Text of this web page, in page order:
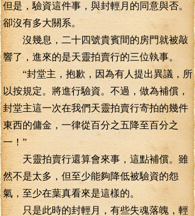
但是，驗資這件事，與封輕月的同意與否。
卻沒有多大關系。
沒幾息，二十四號貴賓間的房門就被敲
響了，進來的是天靈拍賣行的三位執事。
“封堂主，抱歉，因為有人提出異議，所
以按規定。將進行驗資。不過，做為補償，
封堂主這一次在我們天靈拍賣行寄拍的幾件
東西的傭金，一律從百分之五降至百分之
一！”
天靈拍賣行還算會來事，這點補償。雖
然不是太多，但至少能夠降低被驗資的怨
氣，至少在葉真看來是這樣的。
只是此時的封輕月，有些失魂落魄，輕